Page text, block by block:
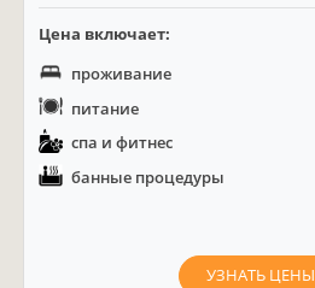
Цена включает:
проживание
питание
спа и фитнес
банные процедуры
УЗНАТЬ ЦЕНЫ